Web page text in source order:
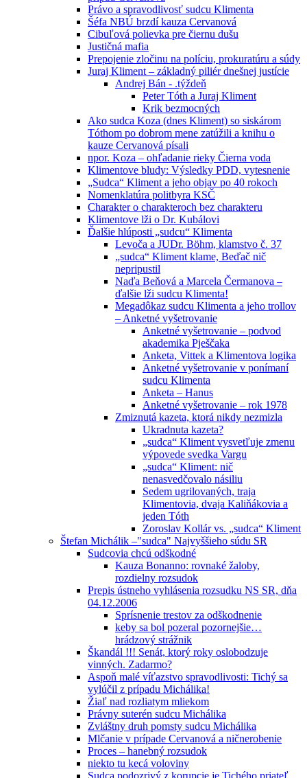
Právo a spravodlivosť sudcu Klimenta
Šéfa NBÚ brzdí kauza Cervanová
Cibuľová polievka pre čiernu dušu
Justičná mafia
Prepojenie zločinu na políciu, prokuratúru a súdy
Juraj Kliment – základný piliér dnešnej justície
Andrej Bán - .týždeň
Peter Tóth a Juraj Kliment
Krik bezmocných
Ako sudca Koza (dnes Kliment) so siskárom
Tóthom po dobrom mene zatúžili a knihu o
kauze Cervanová písali
npor. Koza – ohľadanie rieky Čierna voda
Klimentove bludy: Výsledky PDD, vytesnenie
„Sudca“ Kliment a jeho objav po 40 rokoch
Nomenklatúra politbyra KSČ
Charakter o charakteroch bez charakteru
Klimentove lži o Dr. Kubálovi
Ďalšie hlúposti „sudcu“ Klimenta
Levoča a JUDr. Böhm, klamstvo č. 37
„sudca“ Kliment klame, Beďač nič
nepripustil
Naďa Beňová a Marcela Čermanova –
ďalšie lži sudcu Klimenta!
Megadôkaz sudcu Klimenta a jeho trollov
– Anketné vyšetrovanie
Anketné vyšetrovanie – podvod
akademika Pješčaka
Anketa, Vittek a Klimentova logika
Anketné vyšetrovanie v ponímaní
sudcu Klimenta
Anketa – Hanus
Anketné vyšetrovanie – rok 1978
Zmiznutá kazeta, ktorá nikdy nezmizla
Ukradnuta kazeta?
„sudca“ Kliment vysvetľuje zmenu
výpovede svedka Vargu
„sudca“ Kliment: nič
nenasvedčovalo násiliu
Sedem ugrilovaných, traja
Klimentovia, dvaja Kaliňákovia a
jeden Tóth
Zoroslav Kollár vs. „sudca“ Kliment
Štefan Michálik –"sudca" Najvyššieho súdu SR
Sudcovia chcú odškodné
Kauza Bonanno: rovnaké žaloby,
rozdielny rozsudok
Prepis ústneho vyhlásenia rozsudku NS SR, dňa
04.12.2006
Sprísnenie trestov za odškodnenie
keby sa bol pozeral pozornejšie…
hrádzový strážnik
Škandál !!! Senát, ktorý roky oslobodzuje
vinných. Zadarmo?
Aspoň malé víťazstvo spravodlivosti: Tichý sa
vylúčil z prípadu Michálika!
Žiaľ nad rozliatym mliekom
Právny suterén sudcu Michálika
Zvláštny druh pomsty sudcu Michálika
Mlčanie v prípade Cervanová a ničnerobenie
Proces – hanebný rozsudok
niekto tu kecá voloviny
Sudca podozrivý z korupcie je Tichého priateľ